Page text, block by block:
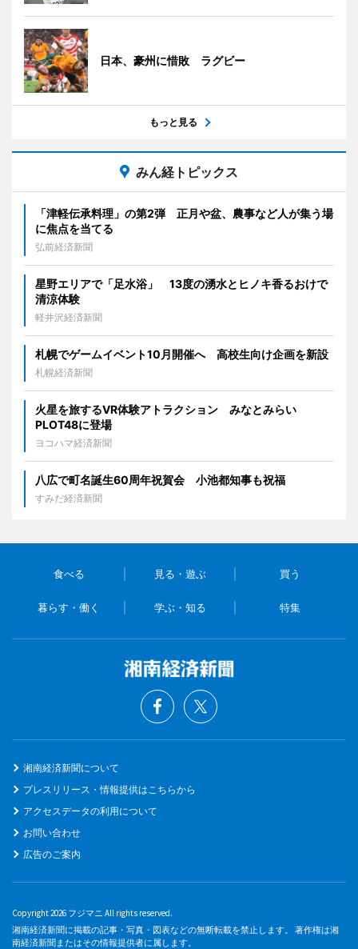
日本、豪州に惜敗 ラグビー
もっと見る
みん経トピックス
「津軽伝承料理」の第2弾 正月や盆、農事など人が集う場
に焦点を当てる
弘前経済新聞
星野エリアで「足水浴」 13度の湧水とヒノキ香るおけで
清涼体験
軽井沢経済新聞
札幌でゲームイベント10月開催へ 高校生向け企画を新設
札幌経済新聞
火星を旅するVR体験アトラクション みなとみらい
PLOT48に登場
ヨコハマ経済新聞
八広で町名誕生60周年祝賀会 小池都知事も祝福
すみだ経済新聞
食べる 見る・遊ぶ 買う
暮らす・働く 学ぶ・知る 特集
湘南経済新聞について
プレスリリース・情報提供はこちらから
アクセスデータの利用について
お問い合わせ
広告のご案内
Copyright 2026 フジマニ All rights reserved.
湘南経済新聞に掲載の記事・写真・図表などの無断転載を禁止します。 著作権は湘
南経済新聞またはその情報提供者に属します。